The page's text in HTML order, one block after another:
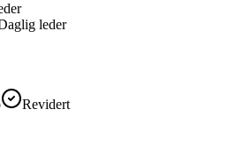
leder
Revidert